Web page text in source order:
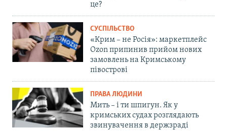
це?
СУСПІЛЬСТВО
«Крим – не Росія»: маркетплейс
Ozon припинив прийом нових
замовлень на Кримському
півострові
ПРАВА ЛЮДИНИ
Мить – і ти шпигун. Як у
кримських судах розглядають
звинувачення в держзраді